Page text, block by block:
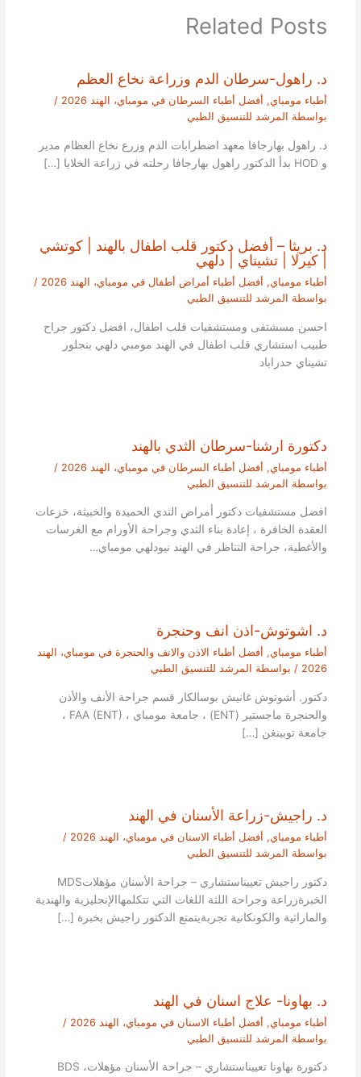
Related Posts
د. راهول-سرطان الدم وزراعة نخاع العظم
أطباء مومباي, أفضل أطباء السرطان في مومباي، الهند 2026
/
بواسطة المرشد للتنسيق الطبي
د. راهول بهارجافا معهد اضطرابات الدم وزرع نخاع العظام مدير
و HOD بدأ الدكتور راهول بهارجافا رحلته في زراعة الخلايا […]
د. بريثا – أفضل دكتور قلب اطفال بالهند | كوتشي
| كيرلا | تشيناي | دلهي
أطباء مومباي, أفضل أطباء أمراض أطفال في مومباي، الهند 2026
/
بواسطة المرشد للتنسيق الطبي
احسن مسشتفى ومستشفيات قلب اطفال، افضل دكتور جراح
طبيب استشاري قلب اطفال في الهند مومبي دلهي بنجلور
تشيناي حدراباد
دكتورة ارشنا-سرطان الثدي بالهند
أطباء مومباي, أفضل أطباء السرطان في مومباي، الهند 2026
/
بواسطة المرشد للتنسيق الطبي
افضل مستشفيات دكتور أمراض الثدي الحميدة والخبيثة، خزعات
العقدة الخافرة ، إعادة بناء الثدي وجراحة الأورام مع الغرسات
والأغطية، جراحة التناظر في الهند نيودلهي مومباي…
د. اشوتوش-اذن انف وحنجرة
أطباء مومباي, أفضل أطباء الاذن والانف والحنجرة في مومباي، الهند
2026 / بواسطة المرشد للتنسيق الطبي
دكتور. أشوتوش غانيش بوسالكار قسم جراحة الأنف والأذن
والحنجرة ماجستير (ENT) ، جامعة مومباي ، FAA (ENT) ،
جامعة توبينغن […]
د. راجيش-زراعة الأسنان في الهند
أطباء مومباي, أفضل أطباء الاسنان في مومباي، الهند 2026
/
بواسطة المرشد للتنسيق الطبي
دكتور راجيش تعييناستشاري – جراحة الأسنان مؤهلاتMDS
الخبرةزراعة وجراحة اللثة اللغات التي تتكلمهاالإنجليزية والهندية
والماراثية والكونكانية تجربةيتمتع الدكتور راجيش بخبرة […]
د. بهاونا- علاج اسنان في الهند
أطباء مومباي, أفضل أطباء الاسنان في مومباي، الهند 2026
/
بواسطة المرشد للتنسيق الطبي
دكتورة بهاونا تعييناستشاري – جراحة الأسنان مؤهلاتBDS ،